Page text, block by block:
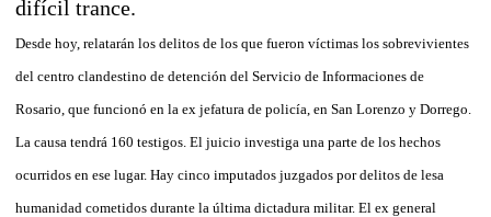
difícil trance.
Desde hoy, relatarán los delitos de los que fueron víctimas los sobrevivientes
del centro clandestino de detención del Servicio de Informaciones de
Rosario, que funcionó en la ex jefatura de policía, en San Lorenzo y Dorrego.
La causa tendrá 160 testigos. El juicio investiga una parte de los hechos
ocurridos en ese lugar. Hay cinco imputados juzgados por delitos de lesa
humanidad cometidos durante la última dictadura militar. El ex general